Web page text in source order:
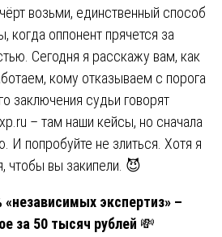
возьми, единственный способ
когда оппонент прячется за
Сегодня я расскажу вам, как
кому отказываем с порога
заключения судьи говорят
– там наши кейсы, но сначала
И попробуйте не злиться. Хотя я
чтобы вы закипели. 😈
«независимых экспертиз» –
за 50 тысяч рублей 💸